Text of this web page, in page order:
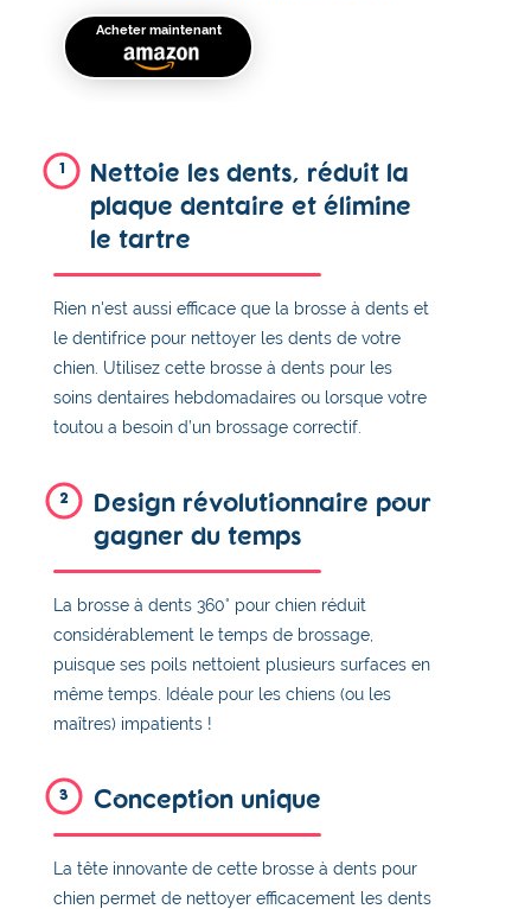
Acheter maintenant
1
Nettoie les dents, réduit la
plaque dentaire et élimine
le tartre
Rien n'est aussi efficace que la brosse à dents et
le dentifrice pour nettoyer les dents de votre
chien. Utilisez cette brosse à dents pour les
soins dentaires hebdomadaires ou lorsque votre
toutou a besoin d’un brossage correctif.
2
Design révolutionnaire pour
gagner du temps
La brosse à dents 360° pour chien réduit
considérablement le temps de brossage,
puisque ses poils nettoient plusieurs surfaces en
même temps. Idéale pour les chiens (ou les
maîtres) impatients !
3 Conception unique
La tête innovante de cette brosse à dents pour
chien permet de nettoyer efficacement les dents